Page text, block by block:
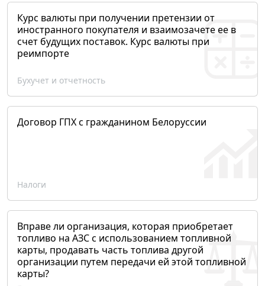
Курс валюты при получении претензии от
иностранного покупателя и взаимозачете ее в
счет будущих поставок. Курс валюты при
реимпорте
Бухучет и отчетность
Договор ГПХ с гражданином Белоруссии
Налоги
Вправе ли организация, которая приобретает
топливо на АЗС с использованием топливной
карты, продавать часть топлива другой
организации путем передачи ей этой топливной
карты?